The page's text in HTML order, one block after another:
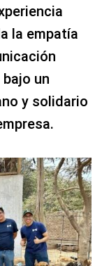
la empatía
un
y solidario